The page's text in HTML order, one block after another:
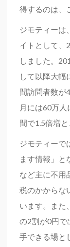
得するのは、
ジモティーは
イトとして、
しました。
して以降大幅
間訪問者数が
月には60万
間で1.5倍増
ジモティーで
ます情報」と
など主に不用
税のかからな
います。また
の2割が0円で
手できる場と